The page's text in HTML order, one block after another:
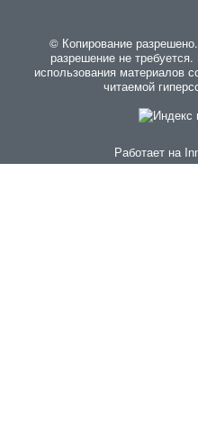
© Копирование
разрешение не
использования материалов
читаемой
Работает на